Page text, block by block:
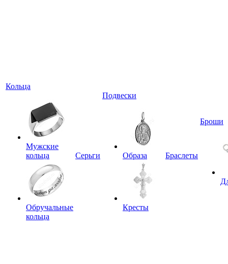
Кольца
Мужские
кольца
Обручальные
кольца
Серьги
Подвески
Образа
Кресты
Браслеты
Броши